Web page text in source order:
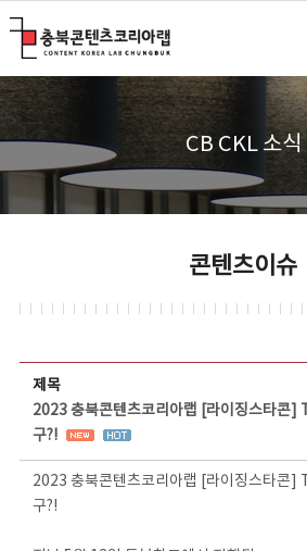
CB CKL 소식
콘텐츠이슈
제목
2023 충북콘텐츠코리아랩 [라이징스타콘]
구?!
2023 충북콘텐츠코리아랩 [라이징스타콘]
구?!